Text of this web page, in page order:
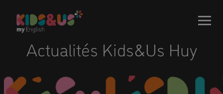
Actualités Kids&Us Huy